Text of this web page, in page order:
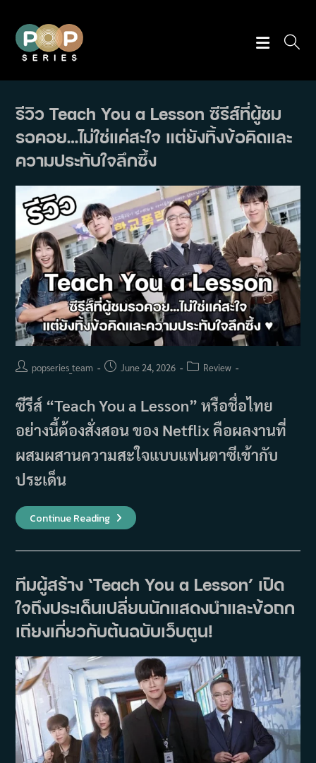
content
รีวิว Teach You a Lesson ซีรีส์ที่ผู้ชม
รอคอย…ไม่ใช่แค่สะใจ แต่ยังทิ้งข้อคิดและ
ความประทับใจลึกซึ้ง
Postpopseries_team
PostJune 24, 2026
PostReview
ซีรีส์ “Teach You a Lesson” หรือชื่อไทย
อย่างนี้ต้องสั่งสอน ของ Netflix คือผลงานที่
ผสมผสานความสะใจแบบแฟนตาซีเข้ากับ
ประเด็น
Continue Readingรีวิว
Teach
ที่
ชม
รอ
คอย…
ไม่ใช่
สะใจ
แต่
ยัง
ทิ้ง
ข้อคิด
และ
ความ
ประทับ
ใจ
ลึก
ซึ้ง
ทีมผู้สร้าง ‘Teach You a Lesson’ เปิด
ใจถึงประเด็นเปลี่ยนนักแสดงนำและข้อถก
เถียงเกี่ยวกับต้นฉบับเว็บตูน!